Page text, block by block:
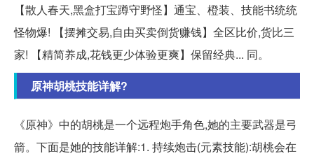
【散人春天,黑盒打宝蹲守野怪】通宝、橙装、技能书统统
怪物爆! 【摆摊交易,自由买卖倒货赚钱】全区比价,货比三
家! 【精简养成,花钱更少体验更爽】保留经典... 同。
原神胡桃技能详解?
《原神》中的胡桃是一个远程炮手角色,她的主要武器是弓
箭。下面是她的技能详解:1. 持续炮击(元素技能):胡桃会在